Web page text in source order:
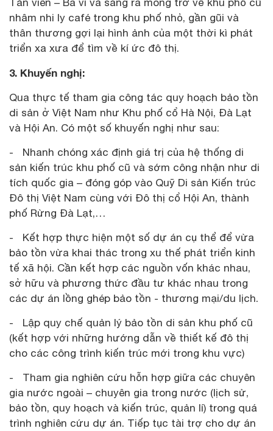
nhâm nhi ly café trong khu phố nhỏ, gần gũi và
thân thương gợi lại hình ảnh của một thời kì phát
triển xa xưa để tìm về kí ức đô thị.
3. Khuyến nghị:
Qua thực tế tham gia công tác quy hoạch bảo tồn
di sản ở Việt Nam như Khu phố cổ Hà Nội, Đà Lạt
và Hội An. Có một số khuyến nghị như sau:
- Nhanh chóng xác định giá trị của hệ thống di
sản kiến trúc khu phố cũ và sớm công nhận như di
tích quốc gia – đóng góp vào Quỹ Di sản Kiến trúc
Đô thị Việt Nam cùng với Đô thị cổ Hội An, thành
phố Rừng Đà Lạt,…
- Kết hợp thực hiện một số dự án cụ thể để vừa
bảo tồn vừa khai thác trong xu thế phát triển kinh
tế xã hội. Cần kết hợp các nguồn vốn khác nhau,
sở hữu và phương thức đầu tư khác nhau trong
các dự án lồng ghép bảo tồn - thương mại/du lịch.
- Lập quy chế quản lý bảo tồn di sản khu phố cũ
(kết hợp với những hướng dẫn về thiết kế đô thị
cho các công trình kiến trúc mới trong khu vực)
- Tham gia nghiên cứu hỗn hợp giữa các chuyên
gia nước ngoài – chuyên gia trong nước (lịch sử,
bảo tồn, quy hoạch và kiến trúc, quản lí) trong quá
trình nghiên cứu dự án. Tiếp tục tài trợ cho dự án